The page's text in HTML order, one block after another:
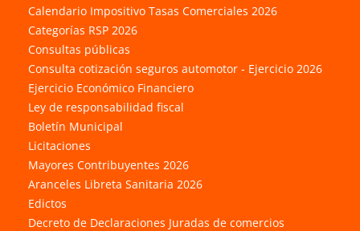
Calendario Impositivo Tasas Comerciales 2026
Categorías RSP 2026
Consultas públicas
Consulta cotización seguros automotor - Ejercicio 2026
Ejercicio Económico Financiero
Ley de responsabilidad fiscal
Boletín Municipal
Licitaciones
Mayores Contribuyentes 2026
Aranceles Libreta Sanitaria 2026
Edictos
Decreto de Declaraciones Juradas de comercios